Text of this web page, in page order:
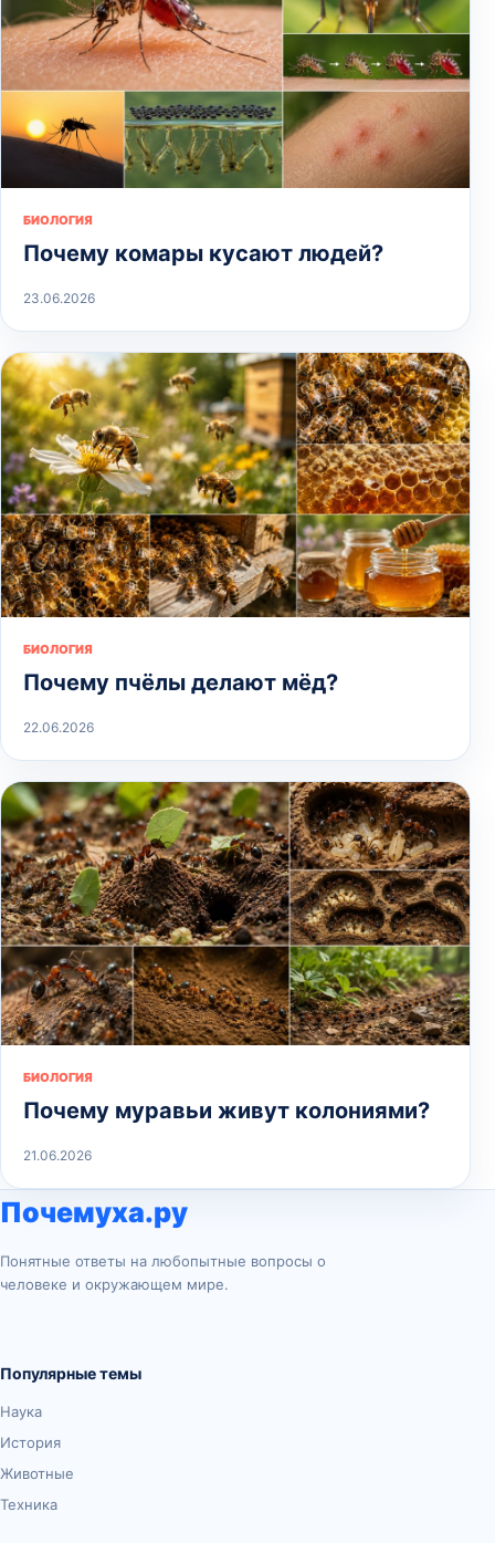
БИОЛОГИЯ
Почему комары кусают людей?
23.06.2026
БИОЛОГИЯ
Почему пчёлы делают мёд?
22.06.2026
БИОЛОГИЯ
Почему муравьи живут колониями?
21.06.2026
Почемуха.ру
Понятные ответы на любопытные вопросы о
человеке и окружающем мире.
Популярные темы
Наука
История
Животные
Техника